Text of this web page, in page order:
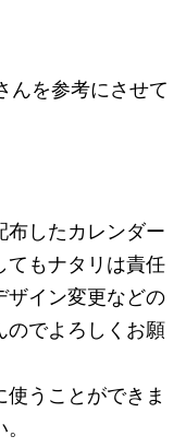
んを参考にさせて
布したカレンダー
てもナタリは責任
ザイン変更などの
のでよろしくお願
うことができま